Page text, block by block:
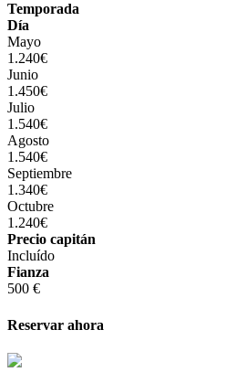
Temporada
Día
Mayo
1.240€
Junio
1.450€
Julio
1.540€
Agosto
1.540€
Septiembre
1.340€
Octubre
1.240€
Precio capitán
Incluído
Fianza
500 €
Reservar ahora